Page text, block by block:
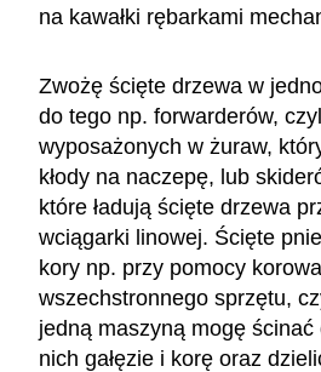
na kawałki rębarkami
Zwożę ścięte drzewa w
do tego np. forwarderów,
wyposażonych w żuraw,
kłody na naczepę, lub
które ładują ścięte drzewa
wciągarki linowej. Ścięte
kory np. przy pomocy
wszechstronnego sprzętu,
jedną maszyną mogę
nich gałęzie i korę oraz